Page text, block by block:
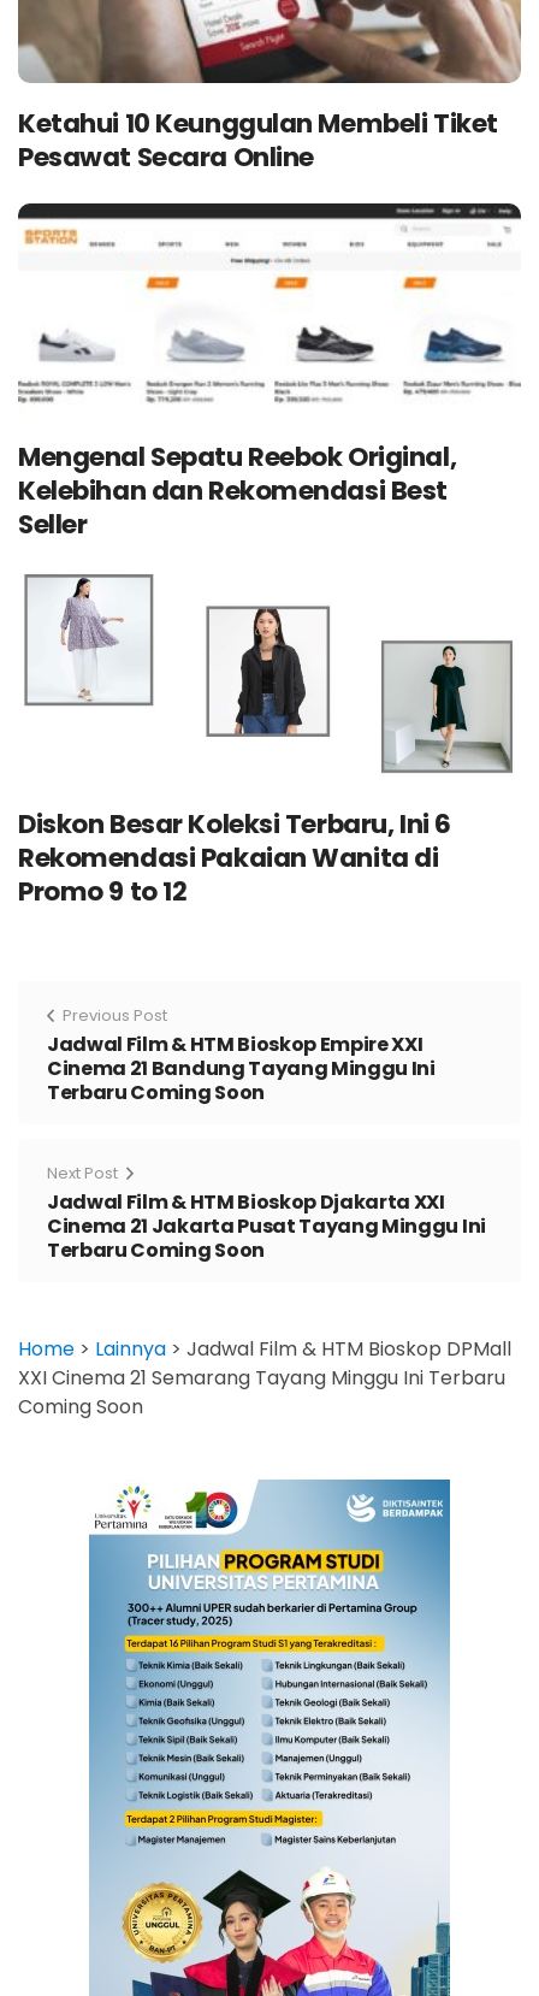
Ketahui 10 Keunggulan Membeli Tiket
Pesawat Secara Online
Mengenal Sepatu Reebok Original,
Kelebihan dan Rekomendasi Best
Seller
Diskon Besar Koleksi Terbaru, Ini 6
Rekomendasi Pakaian Wanita di
Promo 9 to 12
Previous Post
Jadwal Film & HTM Bioskop Empire XXI
Cinema 21 Bandung Tayang Minggu Ini
Terbaru Coming Soon
Next Post
Jadwal Film & HTM Bioskop Djakarta XXI
Cinema 21 Jakarta Pusat Tayang Minggu Ini
Terbaru Coming Soon
Home > Lainnya > Jadwal Film & HTM Bioskop DPMall
XXI Cinema 21 Semarang Tayang Minggu Ini Terbaru
Coming Soon